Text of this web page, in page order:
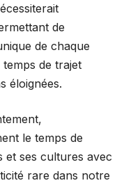
de
de chaque
de trajet
éloignées.
le temps de
et ses cultures avec
rare dans notre